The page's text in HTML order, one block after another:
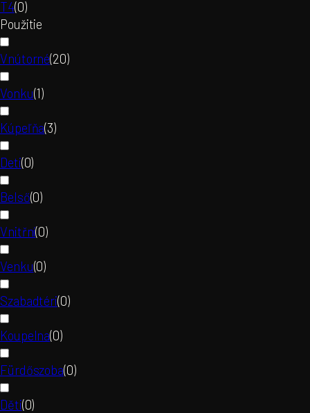
T4(0)
Použitie
Vnútorné(20)
Vonku(1)
Kúpeľňa(3)
Deti(0)
Belső(0)
Vnitřní(0)
Venku(0)
Szabadtéri(0)
Koupelna(0)
Fürdőszoba(0)
Děti(0)